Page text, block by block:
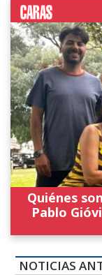
Quiénes
Pablo
NOTICIAS